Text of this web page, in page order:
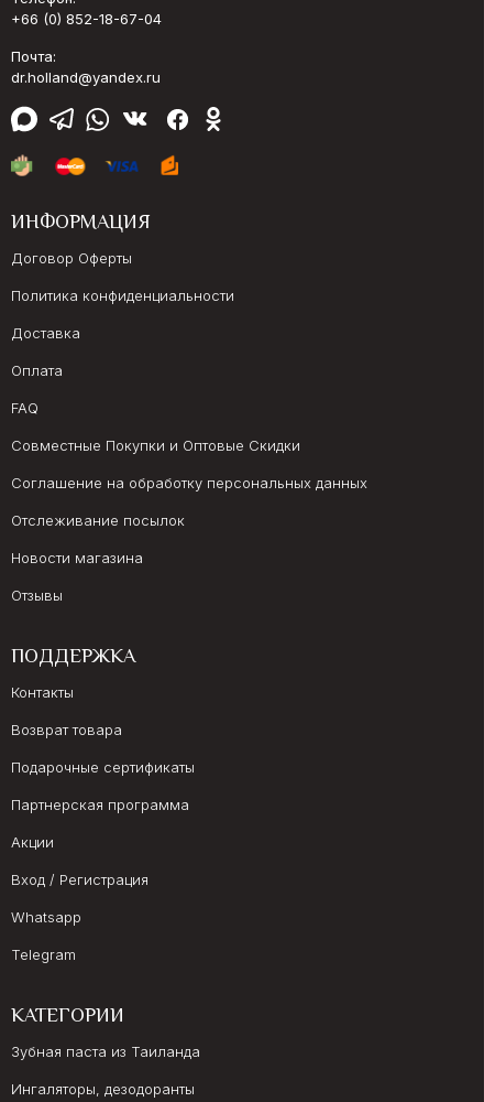
+66 (0) 852-18-67-04
Почта:
dr.holland@yandex.ru
ИНФОРМАЦИЯ
Договор Оферты
Политика конфиденциальности
Доставка
Оплата
FAQ
Совместные Покупки и Оптовые Скидки
Соглашение на обработку персональных данных
Отслеживание посылок
Новости магазина
Отзывы
ПОДДЕРЖКА
Контакты
Возврат товара
Подарочные сертификаты
Партнерская программа
Акции
Вход / Регистрация
Whatsapp
Telegram
КАТЕГОРИИ
Зубная паста из Таиланда
Ингаляторы, дезодоранты